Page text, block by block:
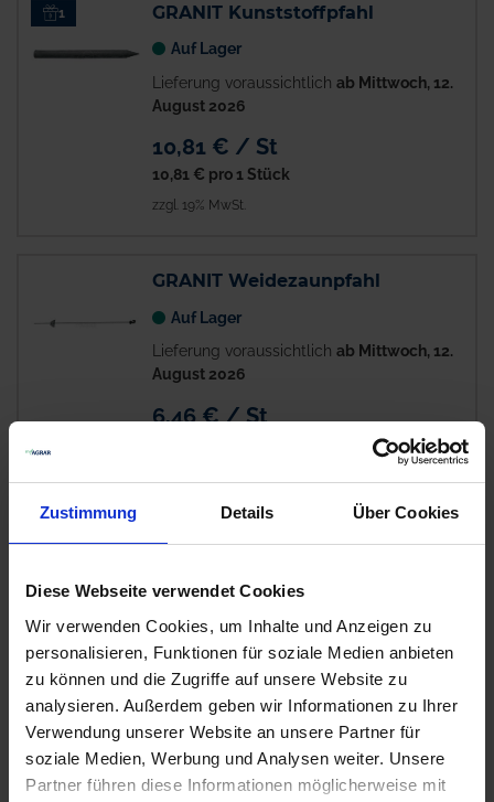
Zustimmung Details Über Cookies
Diese Webseite verwendet Cookies
Wir verwenden Cookies, um Inhalte und Anzeigen zu
personalisieren, Funktionen für soziale Medien anbieten
zu können und die Zugriffe auf unsere Website zu
analysieren. Außerdem geben wir Informationen zu Ihrer
Verwendung unserer Website an unsere Partner für
soziale Medien, Werbung und Analysen weiter. Unsere
Partner führen diese Informationen möglicherweise mit
1 GRANIT Kunststoffpfahl
Auf Lager
Lieferung voraussichtlich ab Mittwoch, 12.
August 2026
10,81 € / St
10,81 € pro 1 Stück
zzgl. 19% MwSt.
GRANIT Weidezaunpfahl
Auf Lager
Lieferung voraussichtlich ab Mittwoch, 12.
August 2026
6,46 € / St
GRANIT Kunststoffpfahl
Auf Lager
Lieferung voraussichtlich ab Mittwoch, 12.
August 2026
8,79 € / St
8,79 €pro 1 Stück
zzgl. 19% MwSt.